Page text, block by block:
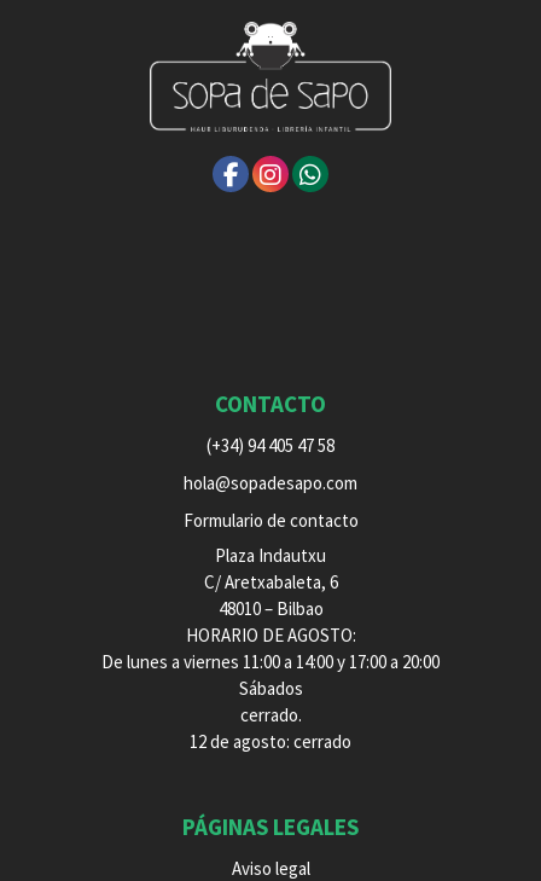
CONTACTO
(+34) 94 405 47 58
hola@sopadesapo.com
Formulario de contacto
Plaza Indautxu
C/ Aretxabaleta, 6
48010 – Bilbao
HORARIO DE AGOSTO:
De lunes a viernes 11:00 a 14:00 y 17:00 a 20:00
Sábados
cerrado.
12 de agosto: cerrado
PÁGINAS LEGALES
Aviso legal